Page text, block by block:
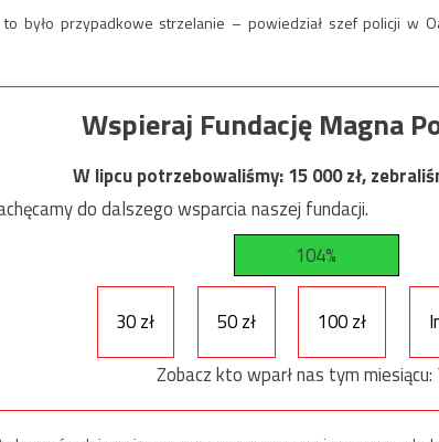
było przypadkowe strzelanie – powiedział szef policji w
Wspieraj Fundację Magna
W lipcu potrzebowaliśmy:15 000zł,
do dalszego wsparcia naszej fundacji.
104%
30 zł 50 zł 100 zł
Zobacz kto wparł nas tym miesiącu: